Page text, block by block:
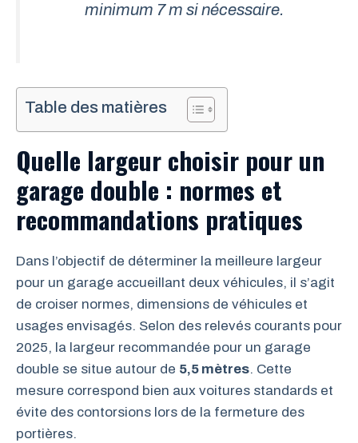
minimum 7 m si nécessaire.
Table des matières
Quelle largeur choisir pour un
garage double : normes et
recommandations pratiques
Dans l’objectif de déterminer la meilleure largeur
pour un garage accueillant deux véhicules, il s’agit
de croiser normes, dimensions de véhicules et
usages envisagés. Selon des relevés courants pour
2025, la largeur recommandée pour un garage
double se situe autour de 5,5 mètres. Cette
mesure correspond bien aux voitures standards et
évite des contorsions lors de la fermeture des
portières.